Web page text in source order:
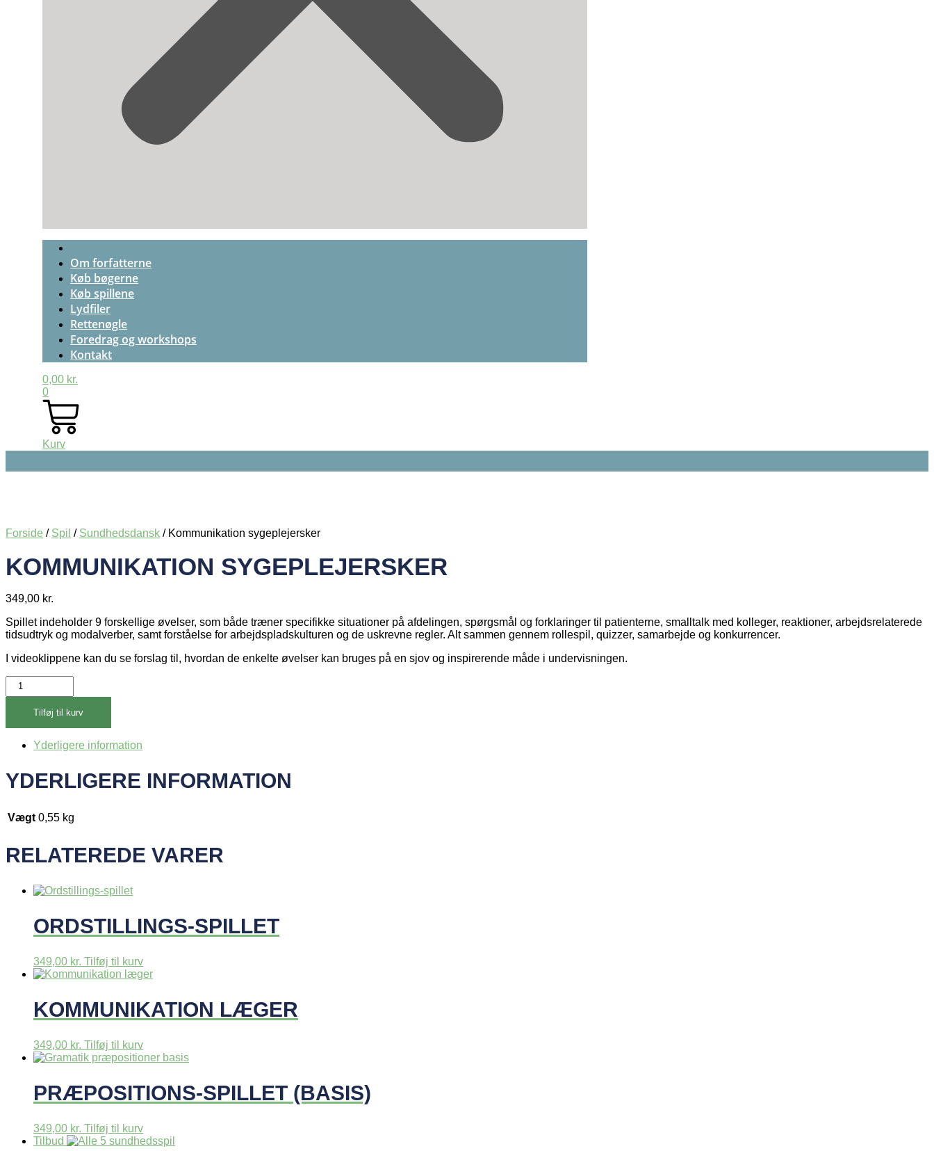
Om forfatterne
Køb bøgerne
Køb spillene
Lydfiler
Rettenøgle
Foredrag og workshops
Kontakt
0,00 kr.
0
Kurv
Forside / Spil / Sundhedsdansk / Kommunikation sygeplejersker
KOMMUNIKATION SYGEPLEJERSKER
349,00 kr.
Spillet indeholder 9 forskellige øvelser, som både træner specifikke situationer på afdelingen, spørgsmål og forklaringer til patienterne, smalltalk med kolleger, reaktioner, arbejdsrelaterede
tidsudtryk og modalverber, samt forståelse for arbejdspladskulturen og de uskrevne regler. Alt sammen gennem rollespil, quizzer, samarbejde og konkurrencer.
I videoklippene kan du se forslag til, hvordan de enkelte øvelser kan bruges på en sjov og inspirerende måde i undervisningen.
Kommunikation
sygeplejersker
Tilføj til kurv
Yderligere information
YDERLIGERE INFORMATION
Vægt 0,55 kg
RELATEREDE VARER
ORDSTILLINGS-SPILLET
349,00 kr. Tilføj til kurv
KOMMUNIKATION LÆGER
349,00 kr. Tilføj til kurv
PRÆPOSITIONS-SPILLET (BASIS)
349,00 kr. Tilføj til kurv
Tilbud